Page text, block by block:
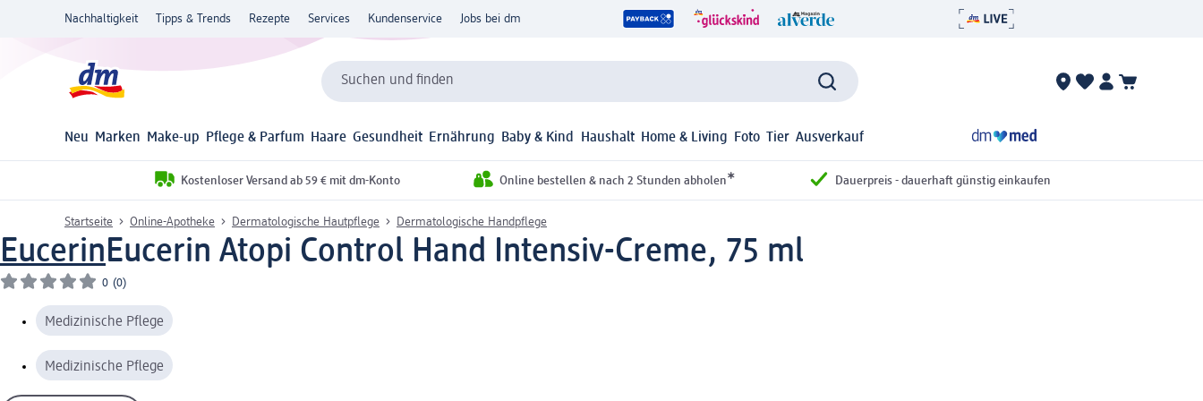
Nachhaltigkeit Tipps & Trends Rezepte Services Kundenservice Jobs bei dm
Suchen und finden
Neu Marken Make-up Pflege & Parfum Haare Gesundheit Ernährung Baby & Kind Haushalt Home & Living Foto Tier Ausverkauf
Kostenloser Versand ab 59 € mit dm-Konto Online bestellen & nach 2 Stunden abholen* Dauerpreis - dauerhaft günstig einkaufen
Startseite Online-Apotheke Dermatologische Hautpflege Dermatologische Handpflege
EucerinEucerin Atopi Control Hand Intensiv-Creme, 75 ml
0 (0)
Medizinische Pflege
Medizinische Pflege